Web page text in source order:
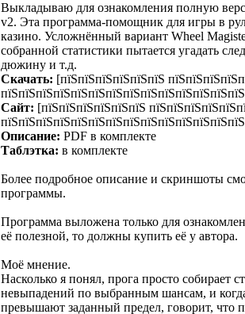
Выкладываю для ознакомления полную
v2. Эта программа-помощник для игры в
казино. Усложнённый вариант Wheel
собранной статистики пытается угадать
дюжину и т.д.
Скачать: [пїЅпїЅпїЅпїЅпїЅпїЅ
Сайт: [пїЅпїЅпїЅпїЅпїЅпїЅ
Описание: PDF в комплекте
Таблэтка: в комплекте
Более подробное описание и скриншоты
программы.
Программа выложена только для
её полезной, то должны купить её у автора.
Моё мнение.
Насколько я понял, прога просто собирает
невыпадений по выбранным шансам, и
превышают заданный предел, говорит, что